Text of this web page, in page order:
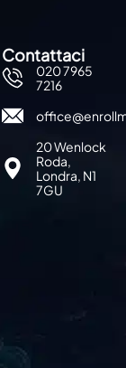
Contattaci
020 7965
7216
20 Wenlock
Roda,
Londra, N1
7GU